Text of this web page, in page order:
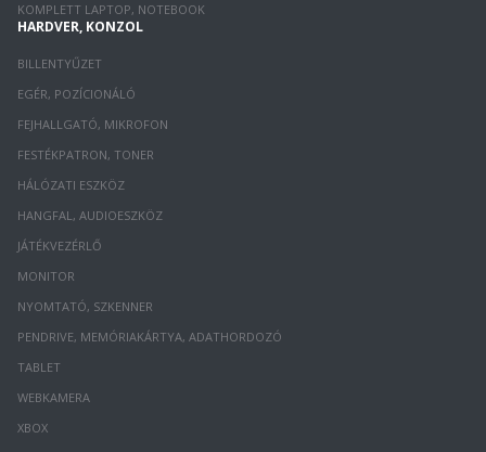
KOMPLETT LAPTOP, NOTEBOOK
HARDVER, KONZOL
BILLENTYŰZET
EGÉR, POZÍCIONÁLÓ
FEJHALLGATÓ, MIKROFON
FESTÉKPATRON, TONER
HÁLÓZATI ESZKÖZ
HANGFAL, AUDIOESZKÖZ
JÁTÉKVEZÉRLŐ
MONITOR
NYOMTATÓ, SZKENNER
PENDRIVE, MEMÓRIAKÁRTYA, ADATHORDOZÓ
TABLET
WEBKAMERA
XBOX